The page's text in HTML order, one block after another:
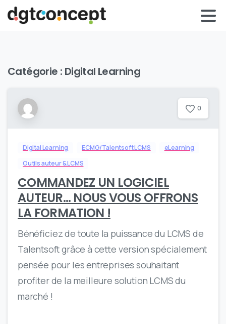
Catégorie : Digital Learning
0
Digital Learning ECMG/Talentsoft LCMS
eLearning
Outils auteur & LCMS
COMMANDEZ UN LOGICIEL
AUTEUR… NOUS VOUS OFFRONS
LA FORMATION !
Bénéficiez de toute la puissance du LCMS de
Talentsoft grâce à cette version spécialement
pensée pour les entreprises souhaitant
profiter de la meilleure solution LCMS du
marché !